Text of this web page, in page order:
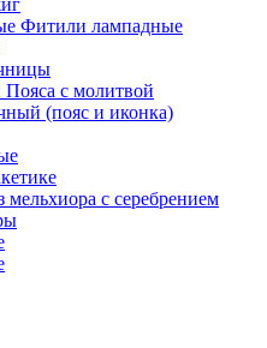
Фитили лампадные
Пояса с молитвой
(пояс и иконка)
с серебрением